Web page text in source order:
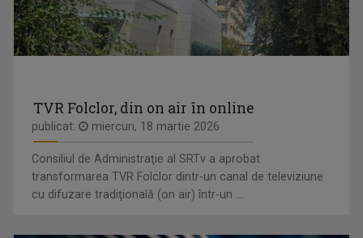
TVR Folclor, din on air în online
publicat: miercuri, 18 martie 2026
Consiliul de Administraţie al SRTv a aprobat
transformarea TVR Folclor dintr-un canal de televiziune
cu difuzare tradiţională (on air) într-un ...